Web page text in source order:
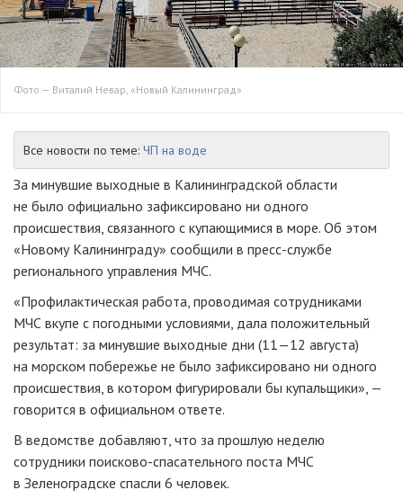
Фото — Виталий Невар, «Новый Калининград»
Все новости по теме: ЧП на воде
За минувшие выходные в Калининградской области
не было официально зафиксировано ни одного
происшествия, связанного с купающимися в море. Об этом
«Новому Калининграду» сообщили в пресс-службе
регионального управления МЧС.
«Профилактическая работа, проводимая сотрудниками
МЧС вкупе с погодными условиями, дала положительный
результат: за минувшие выходные дни (11—12 августа)
на морском побережье не было зафиксировано ни одного
происшествия, в котором фигурировали бы купальщики», —
говорится в официальном ответе.
В ведомстве добавляют, что за прошлую неделю
сотрудники поисково-спасательного поста МЧС
в Зеленоградске спасли 6 человек.